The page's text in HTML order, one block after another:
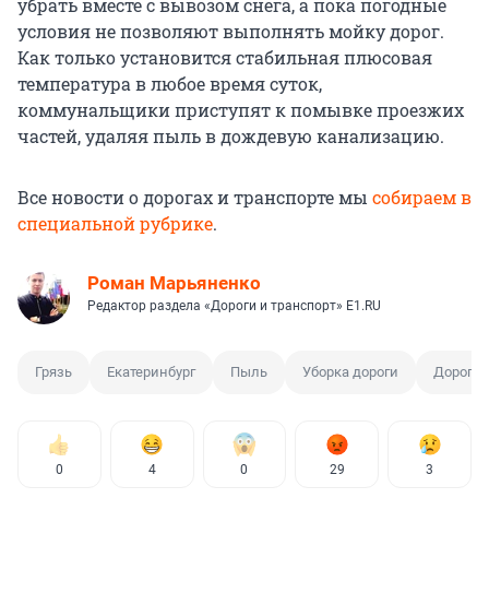
убрать вместе с вывозом снега, а пока погодные
условия не позволяют выполнять мойку дорог.
Как только установится стабильная плюсовая
температура в любое время суток,
коммунальщики приступят к помывке проезжих
частей, удаляя пыль в дождевую канализацию.
Все новости о дорогах и транспорте мы собираем в
специальной рубрике.
Роман Марьяненко
Редактор раздела «Дороги и транспорт» E1.RU
Грязь Екатеринбург Пыль Уборка дороги Дорога
0 4 0 29 3